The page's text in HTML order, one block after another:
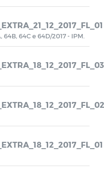
2024-2025
64B, 64C e 64D/2017 - IPM.